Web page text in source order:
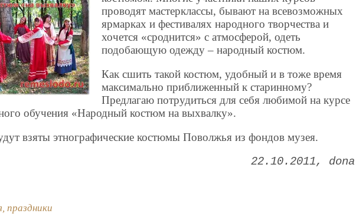
проводят мастерклассы, бывают на всевозможных
ярмарках и фестивалях народного творчества и
хочется «сроднится» с атмосферой, одеть
подобающую одежду – народный костюм.
Как сшить такой костюм, удобный и в тоже время
максимально приближенный к старинному?
Предлагаю потрудиться для себя любимой на курсе
обучения «Народный костюм на выхвалку».
взяты этнографические костюмы Поволжья из фондов музея.
22.10.2011 dona
праздники